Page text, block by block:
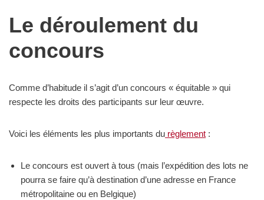
Le déroulement du
concours
Comme d’habitude il s’agit d’un concours « équitable » qui
respecte les droits des participants sur leur œuvre.
Voici les éléments les plus importants du règlement :
Le concours est ouvert à tous (mais l’expédition des lots ne
pourra se faire qu’à destination d’une adresse en France
métropolitaine ou en Belgique)